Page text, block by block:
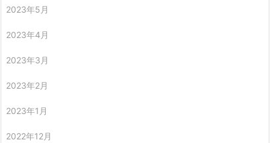
2023年5月
2023年4月
2023年3月
2023年2月
2023年1月
2022年12月